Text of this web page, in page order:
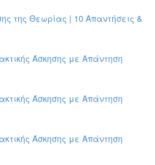
της Θεωρίας | 10 Απαντήσεις &
Άσκησης με Απάντηση
Άσκησης με Απάντηση
Άσκησης με Απάντηση